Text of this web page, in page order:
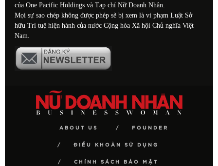
của One Pacific Holdings và Tạp chí Nữ Doanh Nhân.
Mọi sự sao chép không được phép sẽ bị xem là vi phạm Luật Sở
hữu Trí tuệ hiện hành của nước Cộng hòa Xã hội Chủ nghĩa Việt
Nam.
ABOUT US FOUNDER
ĐIỀU KHOẢN SỬ DỤNG
CHÍNH SÁCH BẢO MẬT